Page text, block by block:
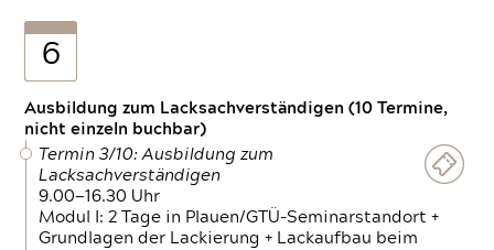
6
Ausbildung zum Lacksachverständigen (10 Termine,
nicht einzeln buchbar)
Termin 3/10: Ausbildung zum
Lacksachverständigen
9.00—16.30 Uhr
Modul I: 2 Tage in Plauen/GTÜ-Seminarstandort +
Grundlagen der Lackierung + Lackaufbau beim